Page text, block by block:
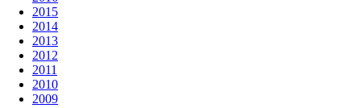
2015
2014
2013
2012
2011
2010
2009